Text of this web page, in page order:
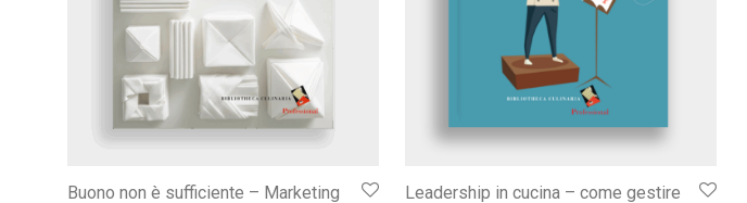
Buono non è sufficiente – Marketing
Leadership in cucina – come gestire